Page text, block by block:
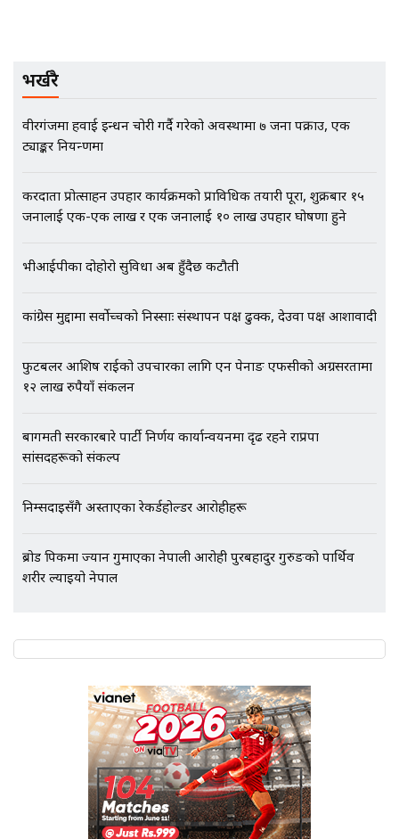
अर्ब बढी घुस!|| SIDHAKURA ||
एभरेष्ट अस्पताल फलोअपः CCTV फुटेज
Followup: CCTV Footage Lost |
SIDHAKURA |
भर्खरै
वीरगंजमा हवाई इन्धन चोरी गर्दै गरेको अवस्थामा ७ जना पक्राउ, एक
ट्याङ्कर नियन्त्रणमा
करदाता प्रोत्साहन उपहार कार्यक्रमको प्राविधिक तयारी पूरा, शुक्रबार १५
जनालाई एक-एक लाख र एक जनालाई १० लाख उपहार घोषणा हुने
भीआईपीका दोहोरो सुविधा अब हुँदैछ कटौती
कांग्रेस मुद्दामा सर्वोच्चको निस्साः संस्थापन पक्ष ढुक्क, देउवा पक्ष आशावादी
फुटबलर आशिष राईको उपचारका लागि एन पेनाङ एफसीको अग्रसरतामा
१२ लाख रुपैयाँ संकलन
बागमती सरकारबारे पार्टी निर्णय कार्यान्वयनमा दृढ रहने राप्रपा
सांसदहरूको संकल्प
निम्सदाइसँगै अस्ताएका रेकर्डहोल्डर आरोहीहरू
ब्रोड पिकमा ज्यान गुमाएका नेपाली आरोही पुरबहादुर गुरुङको पार्थिव
शरीर ल्याइयो नेपाल